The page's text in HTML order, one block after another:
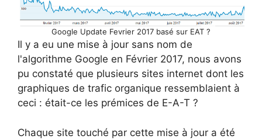
Google Update Fevrier 2017 basé sur EAT ?
Il y a eu une mise à jour sans nom de
l'algorithme Google en Février 2017, nous avons
pu constaté que plusieurs sites internet dont les
graphiques de trafic organique ressemblaient à
ceci : était-ce les prémices de E-A-T ?
Chaque site touché par cette mise à jour a été